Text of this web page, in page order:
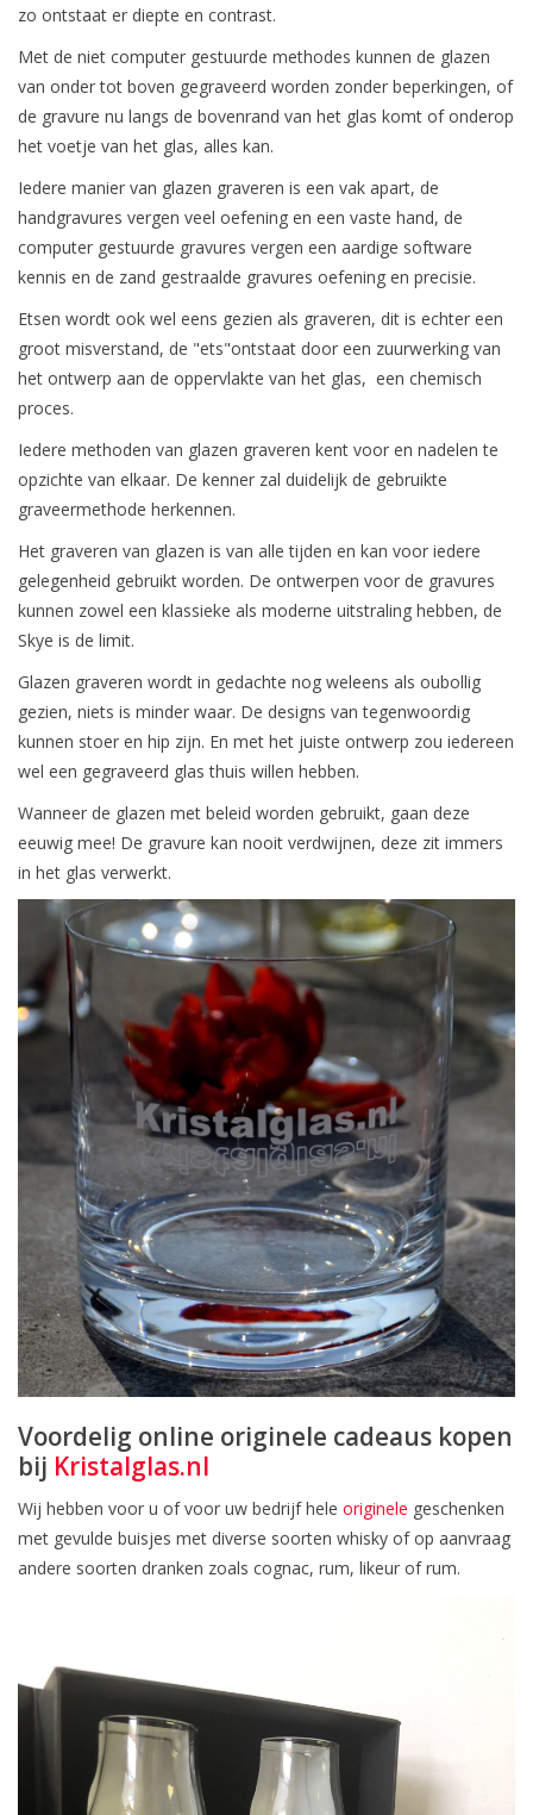
zo ontstaat er diepte en contrast.
Met de niet computer gestuurde methodes kunnen de glazen
van onder tot boven gegraveerd worden zonder beperkingen, of
de gravure nu langs de bovenrand van het glas komt of onderop
het voetje van het glas, alles kan.
Iedere manier van glazen graveren is een vak apart, de
handgravures vergen veel oefening en een vaste hand, de
computer gestuurde gravures vergen een aardige software
kennis en de zand gestraalde gravures oefening en precisie.
Etsen wordt ook wel eens gezien als graveren, dit is echter een
groot misverstand, de "ets"ontstaat door een zuurwerking van
het ontwerp aan de oppervlakte van het glas, een chemisch
proces.
Iedere methoden van glazen graveren kent voor en nadelen te
opzichte van elkaar. De kenner zal duidelijk de gebruikte
graveermethode herkennen.
Het graveren van glazen is van alle tijden en kan voor iedere
gelegenheid gebruikt worden. De ontwerpen voor de gravures
kunnen zowel een klassieke als moderne uitstraling hebben, de
Skye is de limit.
Glazen graveren wordt in gedachte nog weleens als oubollig
gezien, niets is minder waar. De designs van tegenwoordig
kunnen stoer en hip zijn. En met het juiste ontwerp zou iedereen
wel een gegraveerd glas thuis willen hebben.
Wanneer de glazen met beleid worden gebruikt, gaan deze
eeuwig mee! De gravure kan nooit verdwijnen, deze zit immers
in het glas verwerkt.
Voordelig online originele cadeaus kopen
bij Kristalglas.nl
Wij hebben voor u of voor uw bedrijf hele originele geschenken
met gevulde buisjes met diverse soorten whisky of op aanvraag
andere soorten dranken zoals cognac, rum, likeur of rum.